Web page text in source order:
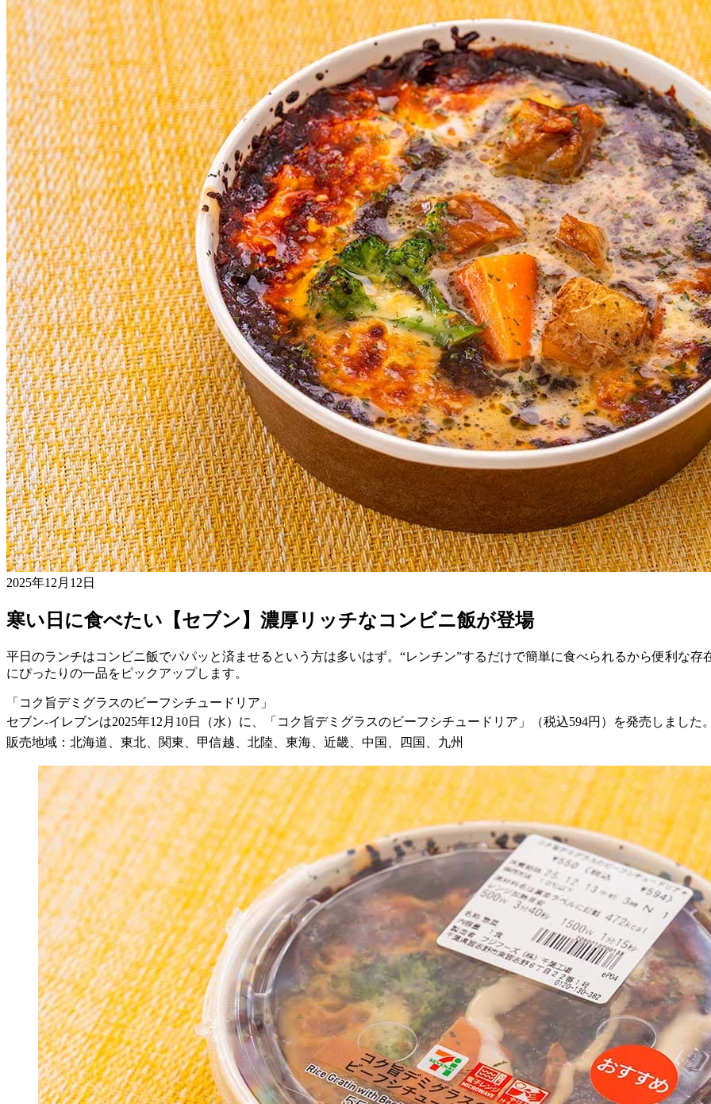
2025年12月12日
寒い日に食べたい【セブン】濃厚リッチなコンビニ飯が登場
平日のランチはコンビニ飯でパパッと済ませるという方は多いはず。“レンチン”するだけで簡単に食べられるから便利な
にぴったりの一品をピックアップします。
「コク旨デミグラスのビーフシチュードリア」
セブン-イレブンは2025年12月10日（水）に、「コク旨デミグラスのビーフシチュードリア」（税込594円）を発売しました
販売地域：北海道、東北、関東、甲信越、北陸、東海、近畿、中国、四国、九州